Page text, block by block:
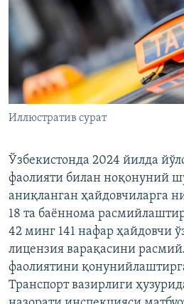
Иллюстратив сурат
Ўзбекистонда 2024 йилда
фаолияти билан ноқонуний
аниқланган ҳайдовчиларга
18 та баённома
42 минг 141 нафар ҳайдовчи
лицензия варақасини
фаолиятини
Транспорт вазирлиги